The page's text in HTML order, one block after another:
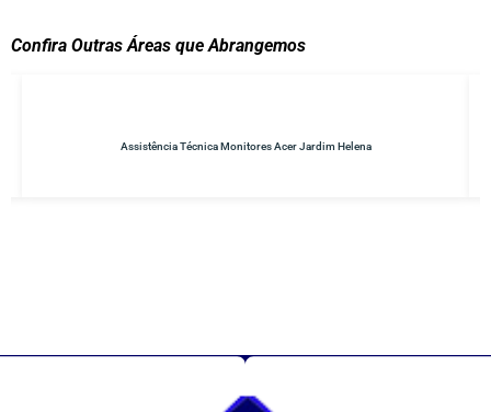
Confira Outras Áreas que Abrangemos
Conserto de No-breaks Parque